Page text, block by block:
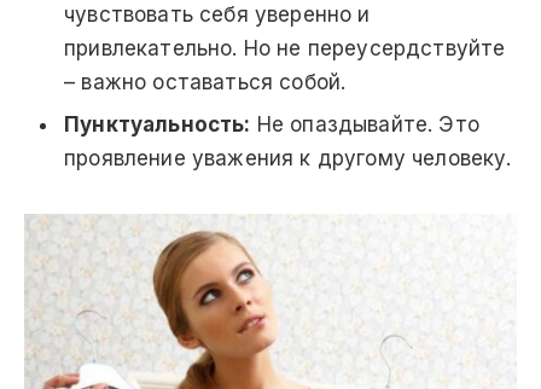
чувствовать себя уверенно и
привлекательно. Но не переусердствуйте
– важно оставаться собой.
Пунктуальность: Не опаздывайте. Это
проявление уважения к другому человеку.